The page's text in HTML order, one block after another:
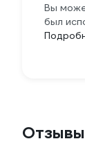
Вы
был